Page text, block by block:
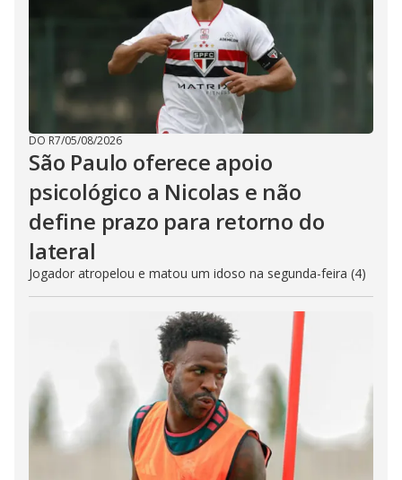
DO R7/05/08/2026
São Paulo oferece apoio
psicológico a Nicolas e não
define prazo para retorno do
lateral
Jogador atropelou e matou um idoso na segunda-feira (4)